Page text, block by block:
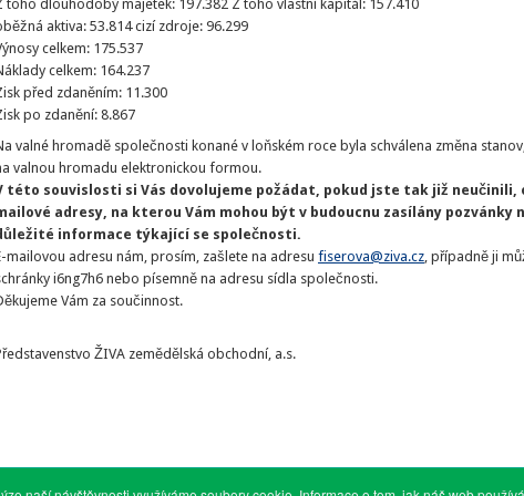
toho dlouhodobý majetek: 197.382 Z toho vlastní kapitál: 157.410
aktiva: 53.814 cizí zdroje: 96.299
celkem: 175.537
celkem: 164.237
před zdaněním: 11.300
po zdanění: 8.867
valné hromadě společnosti konané v loňském roce byla schválena změna
valnou hromadu elektronickou formou.
této souvislosti si Vás dovolujeme požádat, pokud jste tak již neučinili,
adresy, na kterou Vám mohou být v budoucnu zasílány pozvánky
informace týkající se společnosti.
mailovou adresu nám, prosím, zašlete na adresu fiserova@ziva.cz, případně ji
i6ng7h6 nebo písemně na adresu sídla společnosti.
Vám za součinnost.
ŽIVA zemědělská obchodní, a.s.